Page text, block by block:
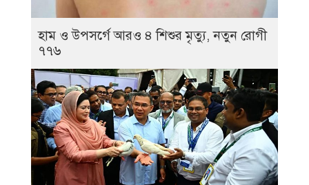
হাম ও উপসর্গে আরও ৪ শিশুর মৃত্যু, নতুন রোগী
৭৭৬